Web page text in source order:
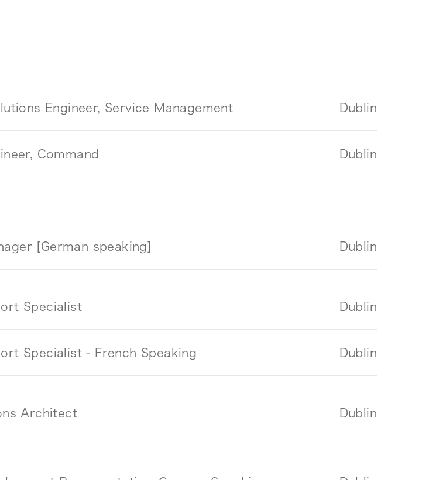
Engineer, Service Management Dublin
Command Dublin
[German speaking] Dublin
Specialist Dublin
Specialist - French Speaking Dublin
Architect Dublin